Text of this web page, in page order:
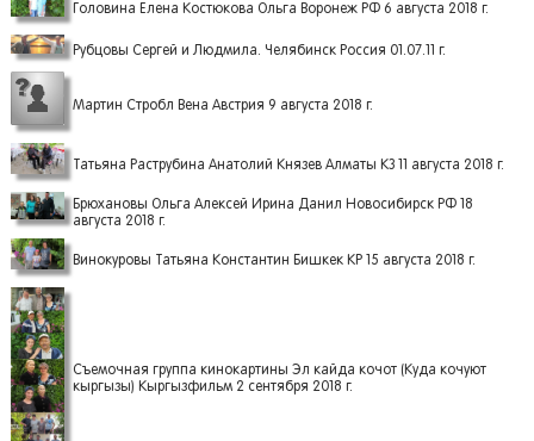
Головина Елена Костюкова Ольга Воронеж РФ 6 августа 2018 г.
Рубцовы Сергей и Людмила. Челябинск Россия 01.07.11 г.
Мартин Стробл Вена Австрия 9 августа 2018 г.
Татьяна Раструбина Анатолий Князев Алматы КЗ 11 августа 2018 г.
Брюхановы Ольга Алексей Ирина Данил Новосибирск РФ 18
августа 2018 г.
Винокуровы Татьяна Константин Бишкек КР 15 августа 2018 г.
Съемочная группа кинокартины Эл кайда кочот (Куда кочуют
кыргызы) Кыргызфильм 2 сентября 2018 г.